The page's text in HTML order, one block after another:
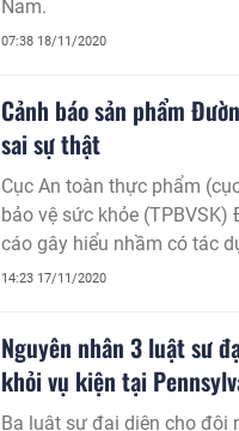
Nam.
07:38 18/11/2020
Cảnh báo sản phẩm
sai sự thật
Cục An toàn thực phẩm
bảo vệ sức khỏe
cáo gây hiểu nhầm có tác
tiêu dùng, vi phạm quy định
14:23 17/11/2020
Nguyên nhân 3 luật sư
khỏi vụ kiện tại
Ba luật sư đại diện cho đội